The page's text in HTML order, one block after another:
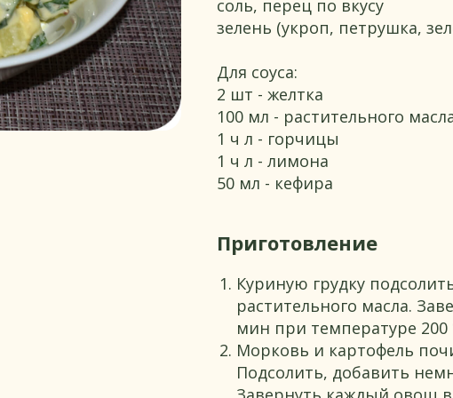
соль, перец по вкусу
зелень (укроп, петрушка,
Для соуса:
2 шт - желтка
100 мл - растительного
1 ч л - горчицы
1 ч л - лимона
50 мл - кефира
Приготовление
Куриную грудку
растительного масла.
мин при температуре 200
Морковь и картофель
Подсолить, добавить